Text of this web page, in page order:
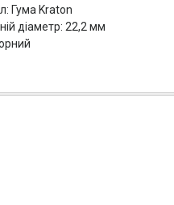
Гума Kraton
діаметр: 22,2 мм